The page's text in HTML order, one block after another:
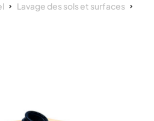
Lavage des sols et surfaces